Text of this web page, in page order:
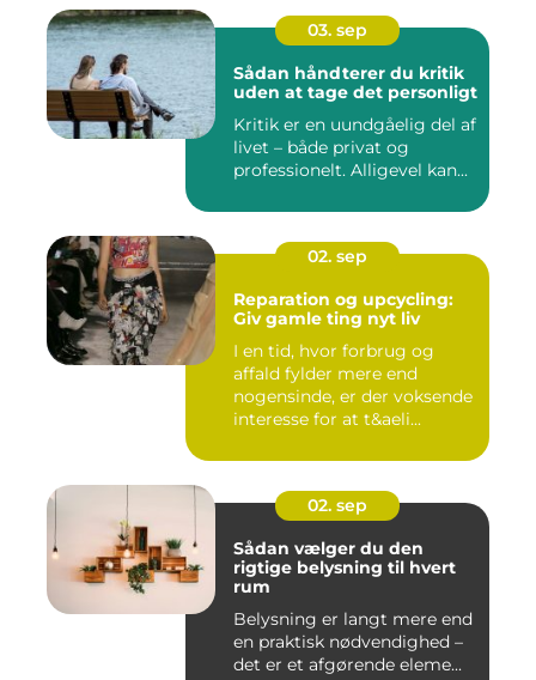
03. sep
Sådan håndterer du kritik
uden at tage det personligt
Kritik er en uundgåelig del af
livet – både privat og
professionelt. Alligevel kan...
02. sep
Reparation og upcycling:
Giv gamle ting nyt liv
I en tid, hvor forbrug og
affald fylder mere end
nogensinde, er der voksende
interesse for at t&aeli...
02. sep
Sådan vælger du den
rigtige belysning til hvert
rum
Belysning er langt mere end
en praktisk nødvendighed –
det er et afgørende eleme...